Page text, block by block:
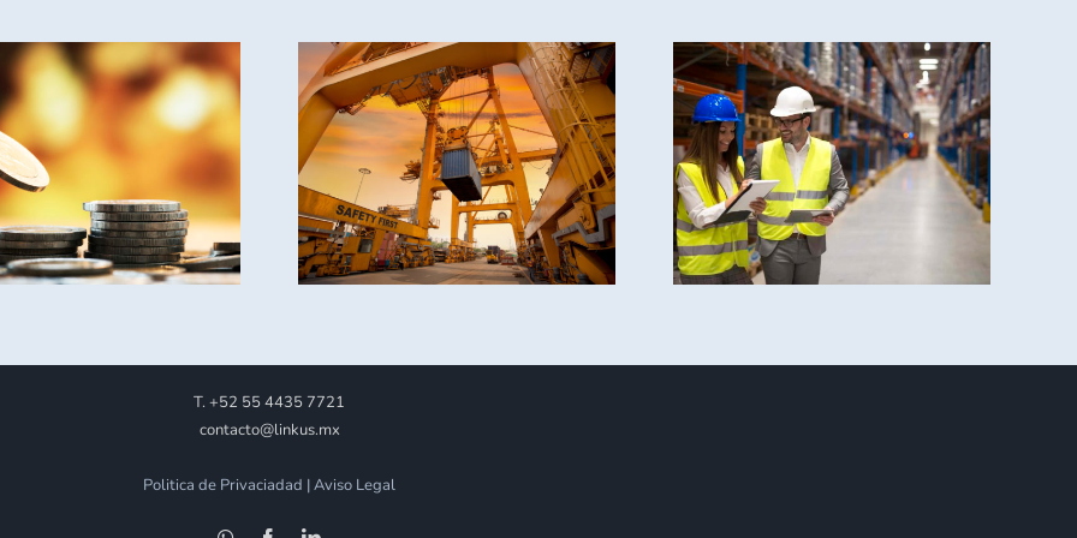
Creación de nueva
Agencia Nacional de
Aduanas
Logística y otros
sectores que ya
despuntan con la
Actividad
Transfronteriza
T. +52 55 4435 7721
contacto@linkus.mx
Politica de Privaciadad | Aviso Legal